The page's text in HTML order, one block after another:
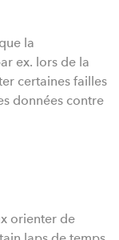
la
ex. lors de la
certaines failles
données contre
orienter de